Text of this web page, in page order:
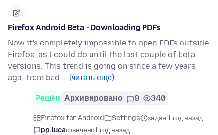
Firefox Android Beta - Downloading PDFs
Now it's completely impossible to open PDFs outside
Firefox, as I could do until the last couple of beta
versions. This trend is going on since a few years
ago, from bad … (читать ещё)
Решён Архивировано 9 340
Firefox for Android Settings
задан 1 год назад
pp.lucaотвечено1 год назад